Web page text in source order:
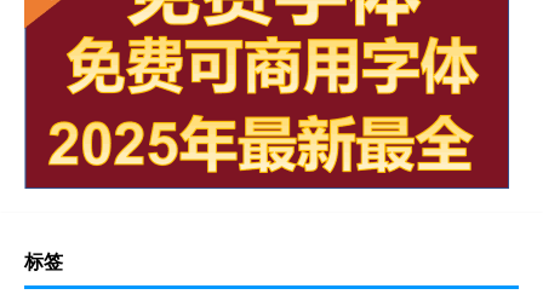
标签